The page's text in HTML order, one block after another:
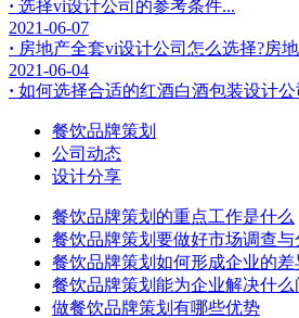
· 选择vi设计公司的参考条件...
2021-06-07
· 房地产全套vi设计公司怎么选择?房
2021-06-04
· 如何选择合适的红酒白酒包装设计公
餐饮品牌策划
公司动态
设计分享
餐饮品牌策划的重点工作是什么
餐饮品牌策划要做好市场调查与
餐饮品牌策划如何形成企业的差
餐饮品牌策划能为企业解决什么
做餐饮品牌策划有哪些优势